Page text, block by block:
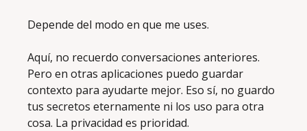
Depende del modo en que me uses.
Aquí, no recuerdo conversaciones anteriores.
Pero en otras aplicaciones puedo guardar
contexto para ayudarte mejor. Eso sí, no guardo
tus secretos eternamente ni los uso para otra
cosa. La privacidad es prioridad.